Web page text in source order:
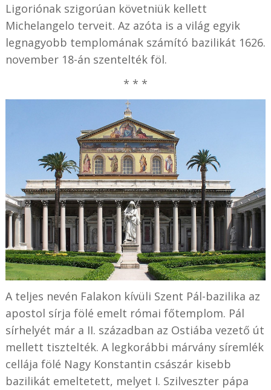
Ligoriónak szigorúan követniük kellett
Michelangelo terveit. Az azóta is a világ egyik
legnagyobb templomának számító bazilikát 1626.
november 18-án szentelték föl.
* * *
A teljes nevén Falakon kívüli Szent Pál-bazilika az
apostol sírja fölé emelt római főtemplom. Pál
sírhelyét már a II. században az Ostiába vezető út
mellett tisztelték. A legkorábbi márvány síremlék
cellája fölé Nagy Konstantin császár kisebb
bazilikát emeltetett, melyet I. Szilveszter pápa